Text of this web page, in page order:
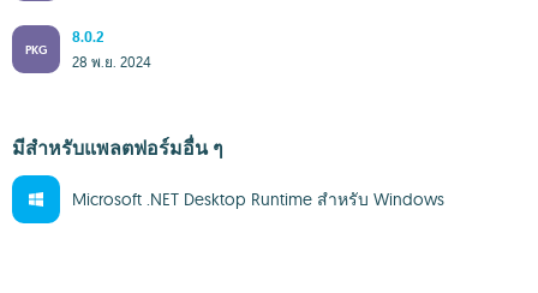
PKG
8.0.2
28 พ.ย. 2024
มีสำหรับแพลตฟอร์มอื่น ๆ
Microsoft .NET Desktop Runtime สำหรับ Windows